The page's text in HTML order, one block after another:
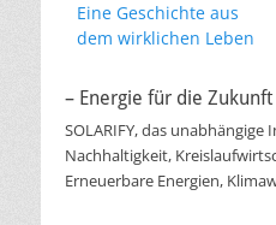
Vorheriger
Beitrag:
Eine Geschichte aus
dem wirklichen Leben
– Energie für die Zukunft
SOLARIFY, das
Nachhaltigkeit,
Erneuerbare Energien,